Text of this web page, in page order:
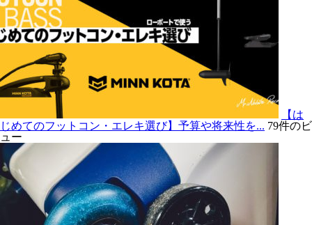
【は
じめてのフットコン・エレキ選び】予算や将来性を... 79件のビ
ュー